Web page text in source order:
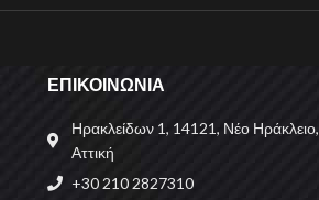
ΕΠΙΚΟΙΝΩΝΙΑ
Ηρακλείδων 1, 14121, Νέο Ηράκλειο,
Αττική
+30 210 2827310